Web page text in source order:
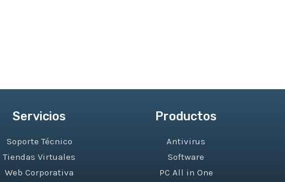
Servicios
Soporte Técnico
Tiendas Virtuales
Web Corporativa
Productos
Antivirus
Software
PC All in One